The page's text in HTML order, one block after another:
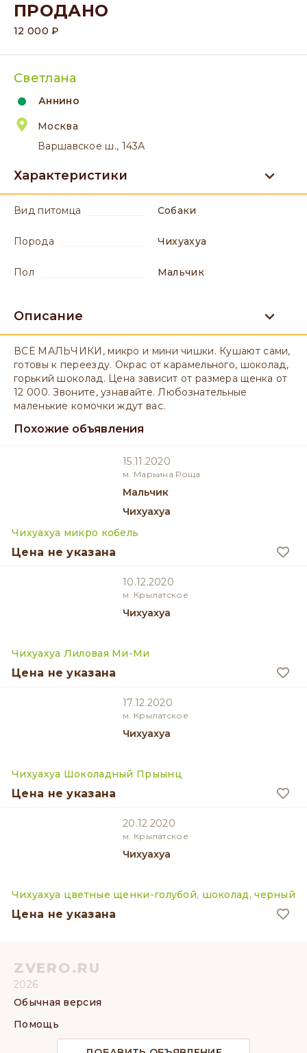
ПРОДАНО
12 000 ₽
Светлана
Аннино
Москва
Варшавское ш., 143А
Характеристики
вид питомца Собаки
порода Чихуахуа
пол мальчик
Описание
ВСЕ МАЛЬЧИКИ, микро и мини чишки. Кушают сами,
готовы к переезду. Окрас от карамельного, шоколад,
горький шоколад. Цена зависит от размера щенка от
12 000. Звоните, узнавайте. Любознательные
маленькие комочки ждут вас.
Похожие объявления
15.11.2020
м. Марьина Роща
мальчик
Чихуахуа
Чихуахуа микро кобель
Цена не указана
10.12.2020
м. Крылатское
Чихуахуа
Чихуахуа Лиловая Ми-Ми
Цена не указана
17.12.2020
м. Крылатское
Чихуахуа
Чихуахуа Шоколадный Прыынц
Цена не указана
20.12.2020
м. Крылатское
Чихуахуа
Чихуахуа цветные щенки-голубой, шоколад, черный
Цена не указана
ZVERO.RU
2026
Обычная версия
Помощь